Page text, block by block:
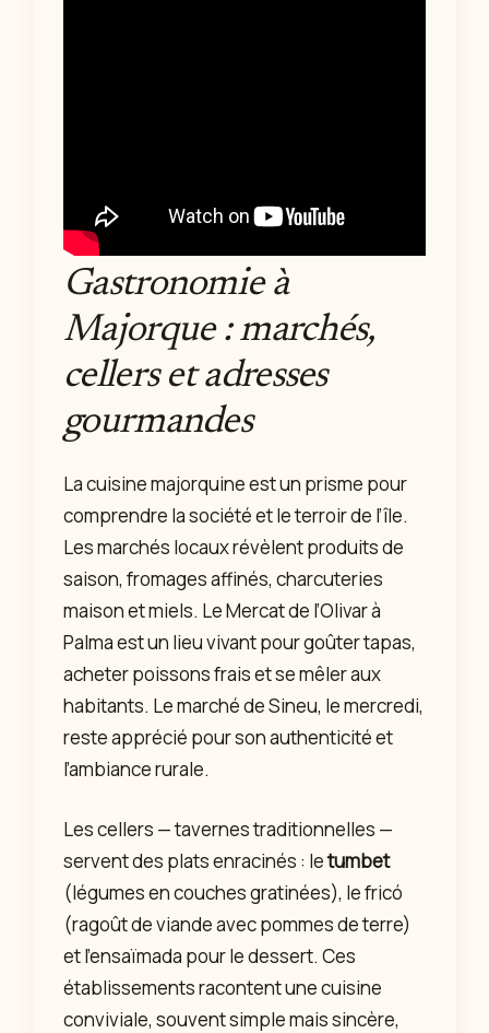
Gastronomie à
Majorque : marchés,
cellers et adresses
gourmandes
La cuisine majorquine est un prisme pour
comprendre la société et le terroir de l’île.
Les marchés locaux révèlent produits de
saison, fromages affinés, charcuteries
maison et miels. Le Mercat de l’Olivar à
Palma est un lieu vivant pour goûter tapas,
acheter poissons frais et se mêler aux
habitants. Le marché de Sineu, le mercredi,
reste apprécié pour son authenticité et
l’ambiance rurale.
Les cellers — tavernes traditionnelles —
servent des plats enracinés : letumbet
(légumes en couches gratinées), le fricó
(ragoût de viande avec pommes de terre)
et l’ensaïmada pour le dessert. Ces
établissements racontent une cuisine
conviviale, souvent simple mais sincère,